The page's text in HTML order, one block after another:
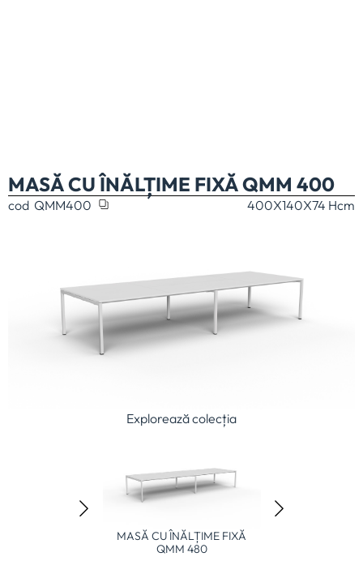
MASĂ CU ÎNĂLȚIME FIXĂ QMM 400
cod QMM400 400X140X74 Hcm
Explorează colecția
MASĂ CU ÎNĂLȚIME FIXĂ
QMM 480